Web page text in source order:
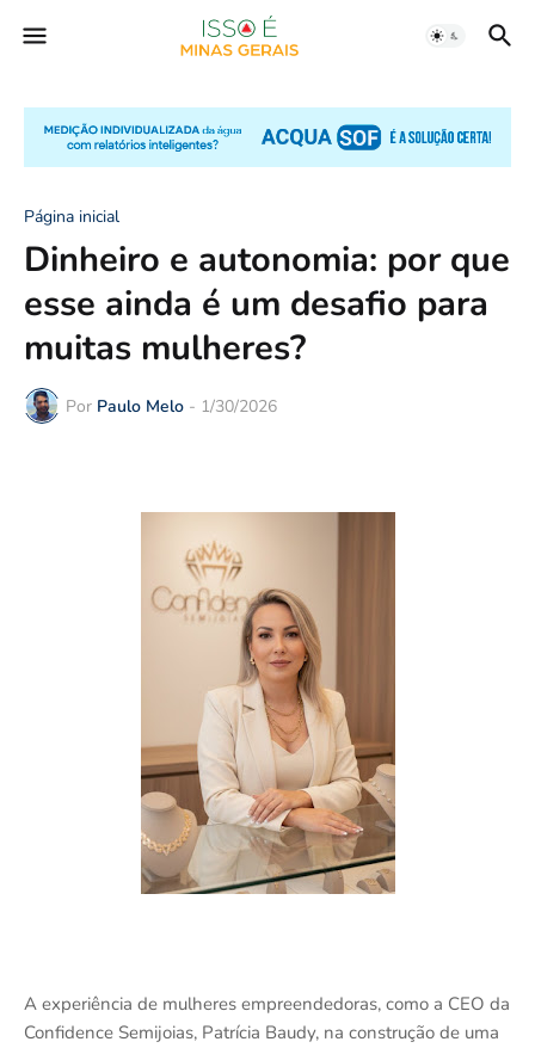
Página inicial
Dinheiro e autonomia: por que
esse ainda é um desafio para
muitas mulheres?
Por Paulo Melo - 1/30/2026
A experiência de mulheres empreendedoras, como a CEO da
Confidence Semijoias, Patrícia Baudy, na construção de uma